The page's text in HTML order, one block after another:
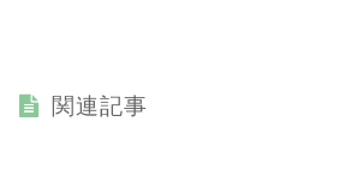
関連記事